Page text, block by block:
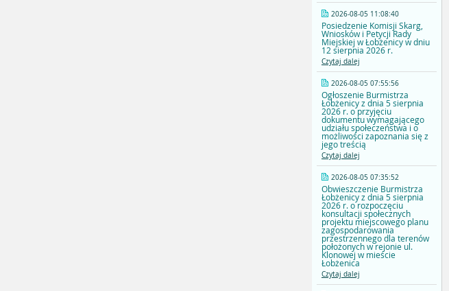
2026-08-05 11:08:40
Posiedzenie Komisji Skarg,
Wniosków i Petycji Rady
Miejskiej w Łobżenicy w dniu
12 sierpnia 2026 r.
Czytaj dalej
2026-08-05 07:55:56
Ogłoszenie Burmistrza
Łobżenicy z dnia 5 sierpnia
2026 r. o przyjęciu
dokumentu wymagającego
udziału społeczeństwa i o
możliwości zapoznania się z
jego treścią
Czytaj dalej
2026-08-05 07:35:52
Obwieszczenie Burmistrza
Łobżenicy z dnia 5 sierpnia
2026 r. o rozpoczęciu
konsultacji społecznych
projektu miejscowego planu
zagospodarowania
przestrzennego dla terenów
położonych w rejonie ul.
Klonowej w mieście
Łobżenica
Czytaj dalej